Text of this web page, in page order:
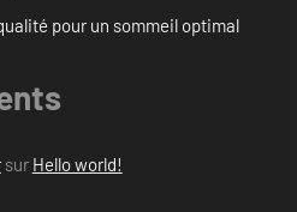
pour un sommeil optimal
sur Hello world!